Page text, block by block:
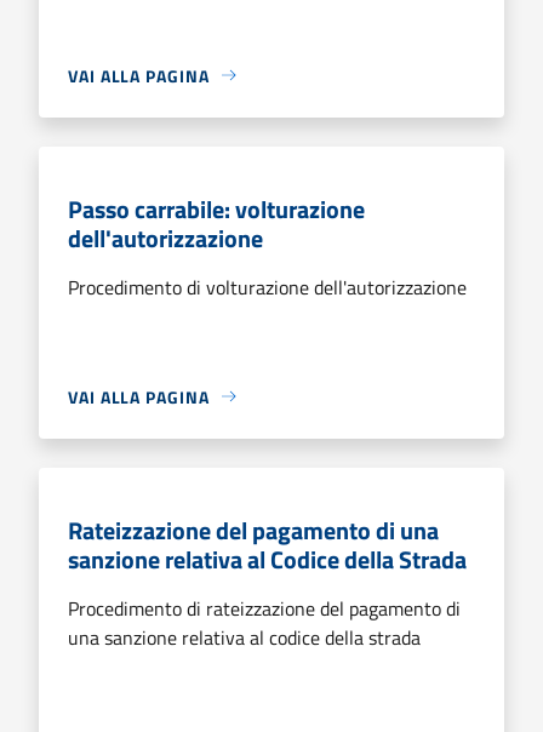
VAI ALLA PAGINA
Passo carrabile: volturazione
dell'autorizzazione
Procedimento di volturazione dell'autorizzazione
VAI ALLA PAGINA
Rateizzazione del pagamento di una
sanzione relativa al Codice della Strada
Procedimento di rateizzazione del pagamento di
una sanzione relativa al codice della strada